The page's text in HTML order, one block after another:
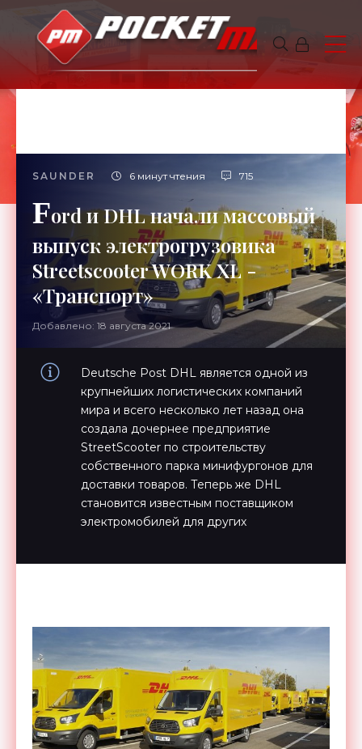
SAUNDER 6 минут чтения 715
Ford и DHL начали массовый
выпуск электрогрузовика
Streetscooter WORK XL -
«Транспорт»
Добавлено: 18 августа 2021
Deutsche Post DHL является одной из
крупнейших логистических компаний
мира и всего несколько лет назад она
создала дочернее предприятие
StreetScooter по строительству
собственного парка минифургонов для
доставки товаров. Теперь же DHL
становится известным поставщиком
электромобилей для других